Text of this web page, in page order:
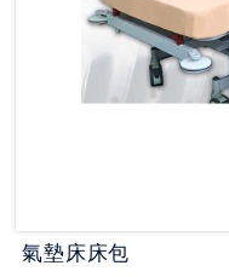
氣墊床床包